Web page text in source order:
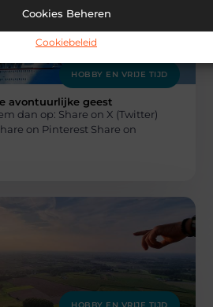
Cookies Beheren
Cookiebeleid
HOBBY EN VRIJE TIJD
avontuurlijke geest
dan op: Share on X (Twitter)
on Pinterest Share on